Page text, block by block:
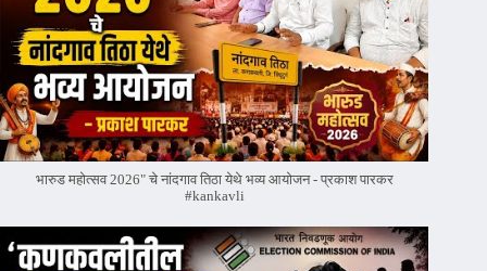
भारुड महोत्सव 2026" चे नांदगाव तिठा येथे भव्य आयोजन - प्रकाश पारकर
#kankavli